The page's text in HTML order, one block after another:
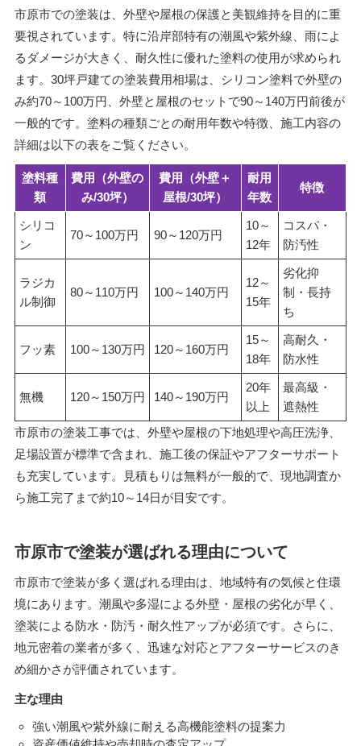
市原市での塗装は、外壁や屋根の保護と美観維持を目的に重
要視されています。特に沿岸部特有の潮風や紫外線、雨によ
るダメージが大きく、耐久性に優れた塗料の使用が求められ
ます。30坪戸建ての塗装費用相場は、シリコン塗料で外壁の
み約70～100万円、外壁と屋根のセットで90～140万円前後が
一般的です。塗料の種類ごとの耐用年数や特徴、施工内容の
詳細は以下の表をご覧ください。
塗料種
類
費用（外壁の
み/30坪）
費用（外壁＋
屋根/30坪）
耐用
年数
特徴
シリコ
ン
70～100万円 90～120万円
10～
12年
コスパ・
防汚性
ラジカ
ル制御
80～110万円 100～140万円
12～
15年
劣化抑
制・長持
ち
フッ素 100～130万円 120～160万円
15～
18年
高耐久・
防水性
無機 120～150万円 140～190万円
20年
以上
最高級・
遮熱性
市原市の塗装工事では、外壁や屋根の下地処理や高圧洗浄、
足場設置が標準で含まれ、施工後の保証やアフターサポート
も充実しています。見積もりは無料が一般的で、現地調査か
ら施工完了まで約10～14日が目安です。
市原市で塗装が選ばれる理由について
市原市で塗装が多く選ばれる理由は、地域特有の気候と住環
境にあります。潮風や多湿による外壁・屋根の劣化が早く、
塗装による防水・防汚・耐久性アップが必須です。さらに、
地元密着の業者が多く、迅速な対応とアフターサービスのき
め細かさが評価されています。
主な理由
強い潮風や紫外線に耐える高機能塗料の提案力